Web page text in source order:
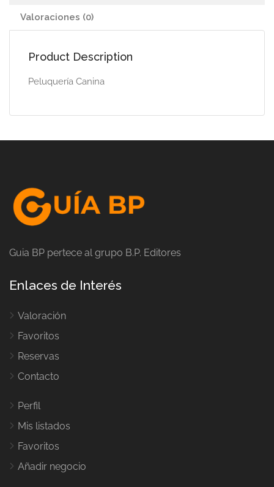
Valoraciones (0)
Product Description
Peluquería Canina
Guia BP pertece al grupo B.P. Editores
Enlaces de Interés
Valoración
Favoritos
Reservas
Contacto
Perfil
Mis listados
Favoritos
Añadir negocio